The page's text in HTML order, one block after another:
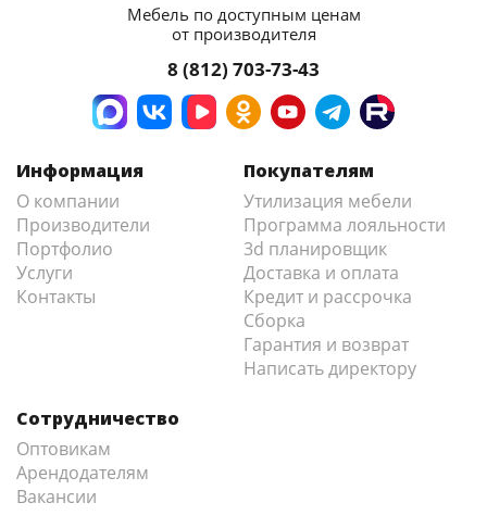
Мебель по доступным ценам
от производителя
8 (812) 703-73-43
Информация
О компании
Производители
Портфолио
Услуги
Контакты
Покупателям
Утилизация мебели
Программа лояльности
3d планировщик
Доставка и оплата
Кредит и рассрочка
Сборка
Гарантия и возврат
Написать директору
Сотрудничество
Оптовикам
Арендодателям
Вакансии